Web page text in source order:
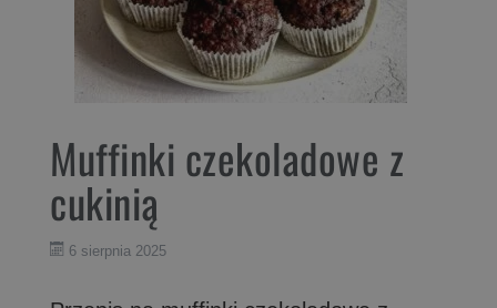
Muffinki czekoladowe z
cukinią
6 sierpnia 2025